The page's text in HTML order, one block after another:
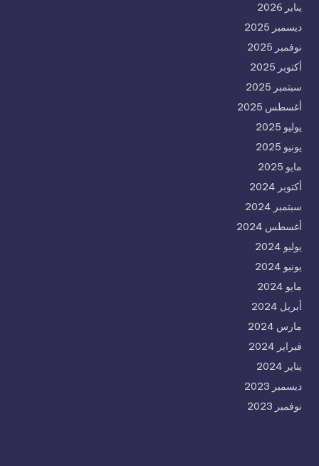
يناير 2026
ديسمبر 2025
نوفمبر 2025
أكتوبر 2025
سبتمبر 2025
أغسطس 2025
يوليو 2025
يونيو 2025
مايو 2025
أكتوبر 2024
سبتمبر 2024
أغسطس 2024
يوليو 2024
يونيو 2024
مايو 2024
أبريل 2024
مارس 2024
فبراير 2024
يناير 2024
ديسمبر 2023
نوفمبر 2023